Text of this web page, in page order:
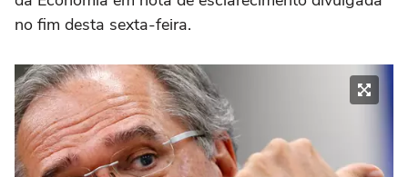
no fim desta sexta-feira.